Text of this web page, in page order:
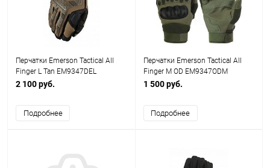
Перчатки Emerson Tactical All
Finger L Tan EM9347DEL
2 100 руб.
Подробнее
Перчатки Emerson Tactical All
Finger M OD EM9347ODM
1 500 руб.
Подробнее